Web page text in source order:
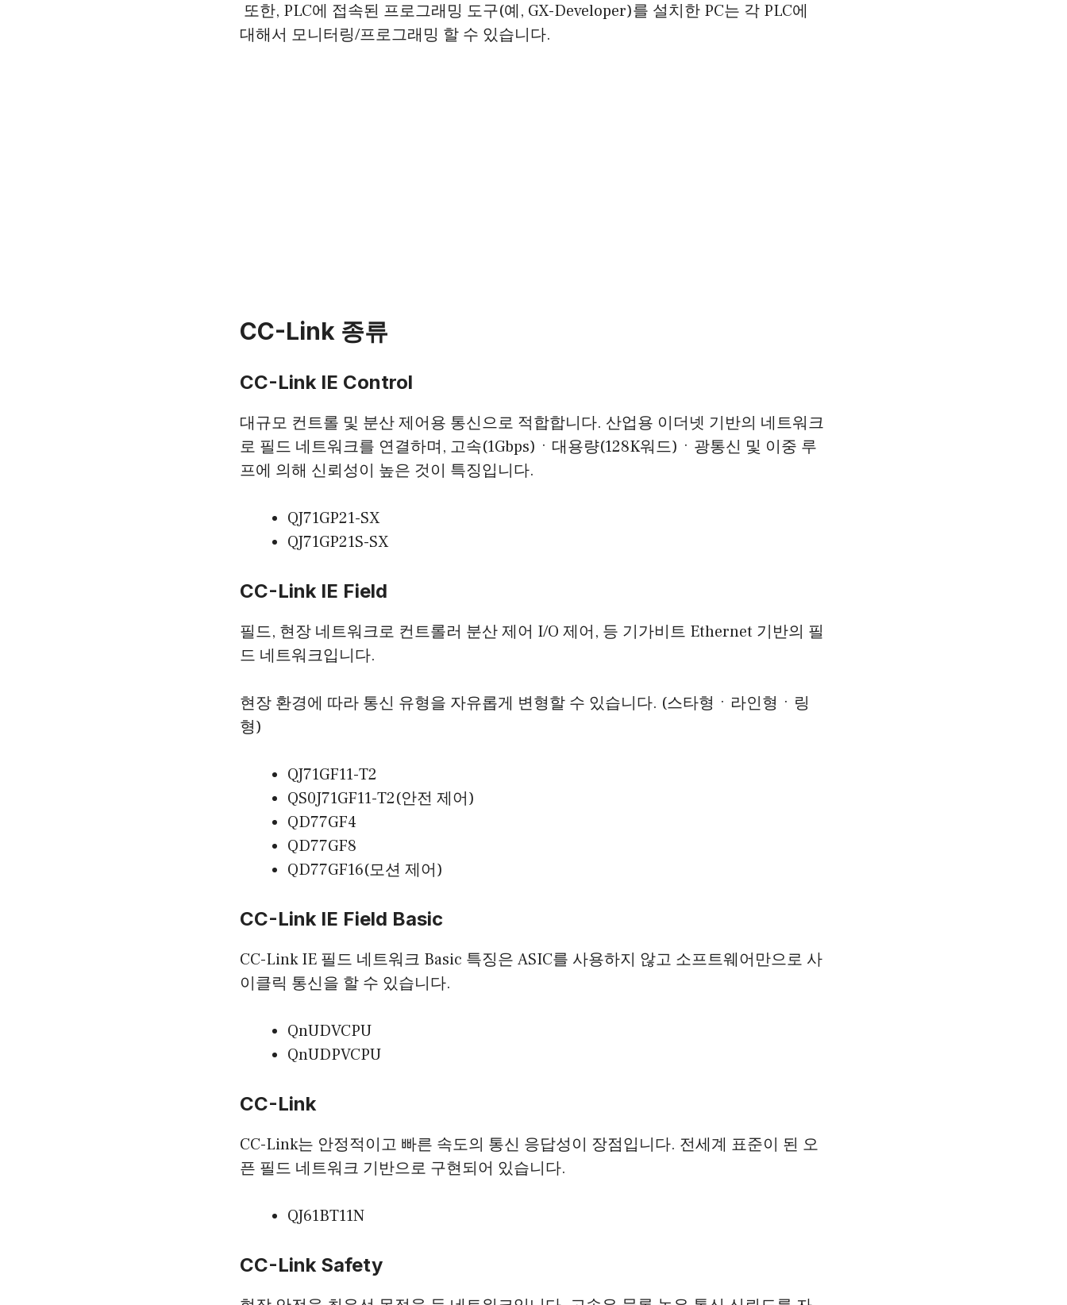
또한, PLC에 접속된 프로그래밍 도구(예, GX-Developer)를 설치한 PC는 각 PLC에
대해서 모니터링/프로그래밍 할 수 있습니다.
CC-Link 종류
CC-Link IE Control
대규모 컨트롤 및 분산 제어용 통신으로 적합합니다. 산업용 이더넷 기반의 네트워크
로 필드 네트워크를 연결하며, 고속(1Gbps)ㆍ대용량(128K워드)ㆍ광통신 및 이중 루
프에 의해 신뢰성이 높은 것이 특징입니다.
QJ71GP21-SX
QJ71GP21S-SX
CC-Link IE Field
필드, 현장 네트워크로 컨트롤러 분산 제어 I/O 제어, 등 기가비트 Ethernet 기반의 필
드 네트워크입니다.
현장 환경에 따라 통신 유형을 자유롭게 변형할 수 있습니다. (스타형ㆍ라인형ㆍ링
형)
QJ71GF11-T2
QS0J71GF11-T2(안전 제어)
QD77GF4
QD77GF8
QD77GF16(모션 제어)
CC-Link IE Field Basic
CC-Link IE 필드 네트워크 Basic 특징은 ASIC를 사용하지 않고 소프트웨어만으로 사
이클릭 통신을 할 수 있습니다.
QnUDVCPU
QnUDPVCPU
CC-Link
CC-Link는 안정적이고 빠른 속도의 통신 응답성이 장점입니다. 전세계 표준이 된 오
픈 필드 네트워크 기반으로 구현되어 있습니다.
QJ61BT11N
CC-Link Safety